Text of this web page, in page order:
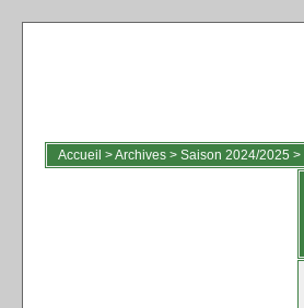
Accueil >Archives > Saison 2024/2025 >